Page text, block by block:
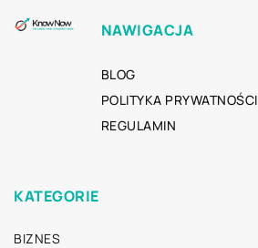
NAWIGACJA
BLOG
POLITYKA PRYWATNOŚCI
REGULAMIN
KATEGORIE
BIZNES